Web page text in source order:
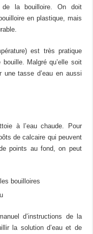
la bouilloire. On doit
en plastique, mais
est très pratique
bouille. Malgré qu’elle soit
une tasse d’eau en aussi
à l’eau chaude. Pour
de calcaire qui peuvent
points au fond, on peut
bouilloires
d’instructions de la
la solution d’eau et de